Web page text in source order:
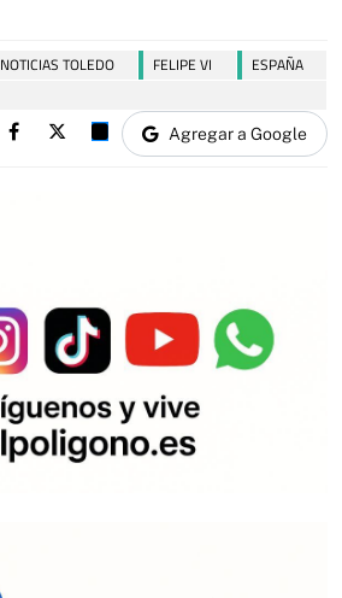
NOTICIAS TOLEDO FELIPE VI
ESPAÑA
Agregar a Google